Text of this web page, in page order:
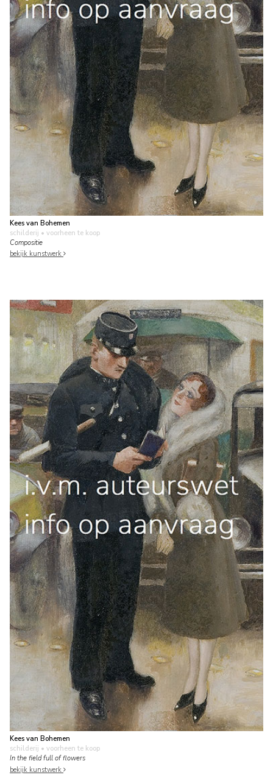
Kees van Bohemen
schilderij • voorheen te koop
Compositie
bekijk kunstwerk
Kees van Bohemen
schilderij • voorheen te koop
In the field full of flowers
bekijk kunstwerk